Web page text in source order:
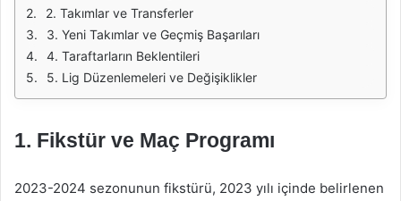
2. Takımlar ve Transferler
3. Yeni Takımlar ve Geçmiş Başarıları
4. Taraftarların Beklentileri
5. Lig Düzenlemeleri ve Değişiklikler
1. Fikstür ve Maç Programı
2023-2024 sezonunun fikstürü, 2023 yılı içinde belirlenen